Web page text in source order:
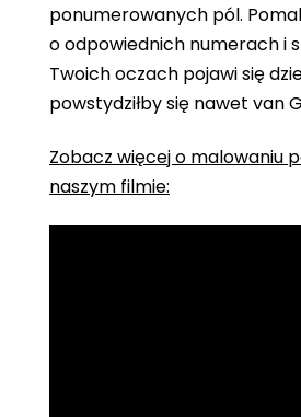
ponumerowanych pól.
o odpowiednich numerach i
Twoich oczach pojawi się
powstydziłby się nawet van
Zobacz więcej o malowaniu
naszym filmie: